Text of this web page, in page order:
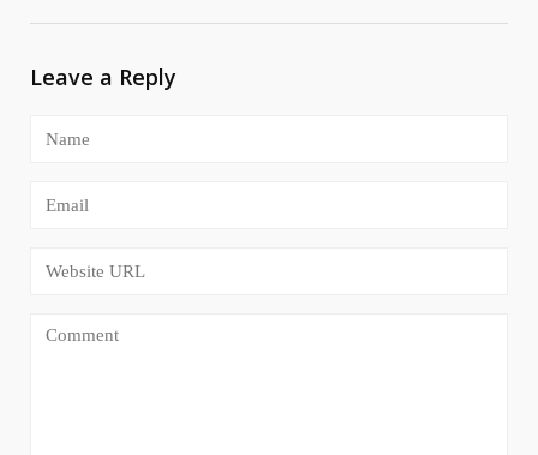
Leave a Reply